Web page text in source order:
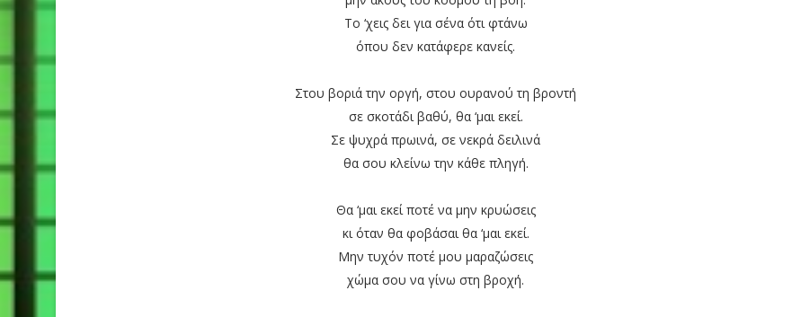
Το ‘χεις δει για σένα ότι φτάνω
όπου δεν κατάφερε κανείς.
Στου βοριά την οργή, στου ουρανού τη βροντή
σε σκοτάδι βαθύ, θα ‘μαι εκεί.
Σε ψυχρά πρωινά, σε νεκρά δειλινά
θα σου κλείνω την κάθε πληγή.
Θα ‘μαι εκεί ποτέ να μην κρυώσεις
κι όταν θα φοβάσαι θα ‘μαι εκεί.
Μην τυχόν ποτέ μου μαραζώσεις
χώμα σου να γίνω στη βροχή.